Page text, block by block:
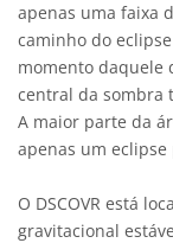
apenas uma faixa
caminho do
momento daquele
central da sombra
A maior parte da
apenas um eclipse
O DSCOVR está
gravitacional